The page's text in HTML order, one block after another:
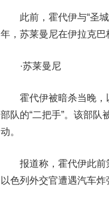
此前，霍代伊与“圣
年，苏莱曼尼在伊拉克巴
·苏莱曼尼
霍代伊被暗杀当晚，
部队的“二把手”。 该部队
动。
报道称，霍代伊此前
以色列外交官遭遇汽车